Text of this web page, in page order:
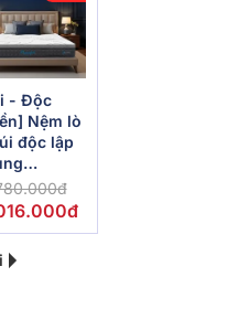
- Độc
Nệm lò
độc lập